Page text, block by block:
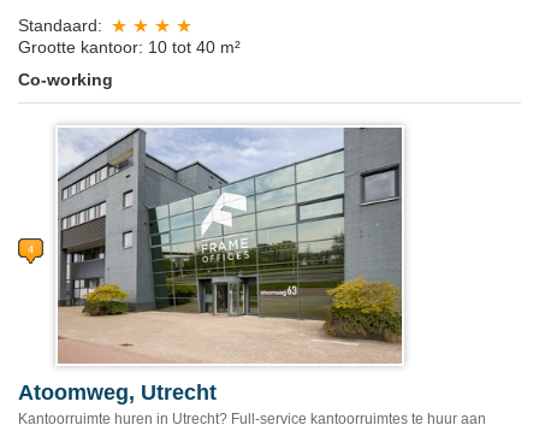
Standaard:
Grootte kantoor: 10 tot 40 m²
Co-working
Atoomweg, Utrecht
Kantoorruimte huren in Utrecht? Full-service kantoorruimtes te huur aan